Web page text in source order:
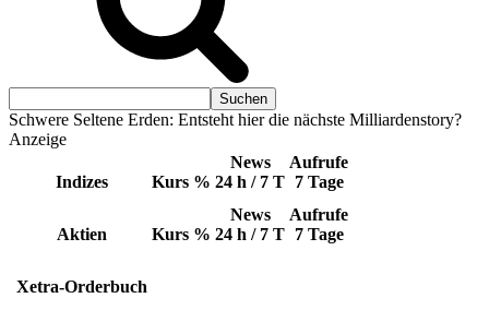
Schwere Seltene Erden: Entsteht hier die nächste Milliardenstory?
Anzeige
Indizes Kurs %
News
24 h / 7 T
Aufrufe
7 Tage
Aktien Kurs %
News
24 h / 7 T
Aufrufe
7 Tage
Xetra-Orderbuch